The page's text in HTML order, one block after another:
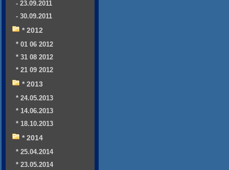
- 23.09.2011
- 30.09.2011
* 2012
* 01 06 2012
* 31 08 2012
* 21 09 2012
* 2013
* 24.05.2013
* 14.06.2013
* 18.10.2013
* 2014
* 25.04.2014
* 23.05.2014